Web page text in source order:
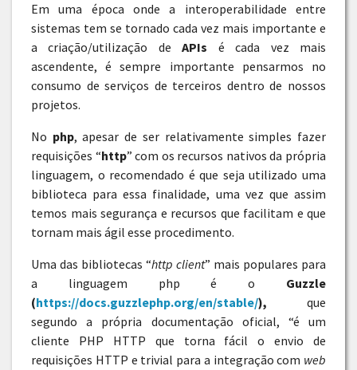
Em uma época onde a interoperabilidade entre
sistemas tem se tornado cada vez mais importante e
a criação/utilização deAPIs é cada vez mais
ascendente, é sempre importante pensarmos no
consumo de serviços de terceiros dentro de nossos
projetos.
No php, apesar de ser relativamente simples fazer
requisições “http” com os recursos nativos da própria
linguagem, o recomendado é que seja utilizado uma
biblioteca para essa finalidade, uma vez que assim
temos mais segurança e recursos que facilitam e que
tornam mais ágil esse procedimento.
Uma das bibliotecas “http client” mais populares para
a linguagem php é o Guzzle
(https://docs.guzzlephp.org/en/stable/), que
segundo a própria documentação oficial, “é um
cliente PHP HTTP que torna fácil o envio de
requisições HTTP e trivial para a integração com web